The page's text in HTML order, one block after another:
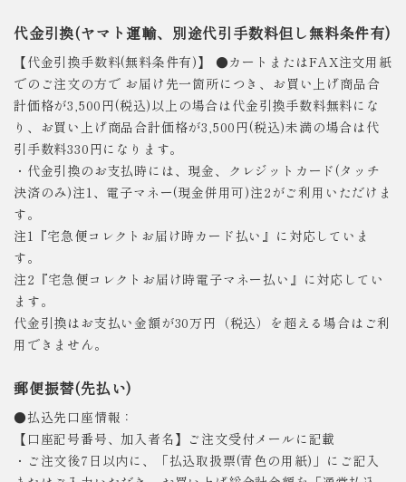
代金引換(ヤマト運輸、別途代引手数料但し無料条件有)
【代金引換手数料(無料条件有)】 ●カートまたはFAX注文用紙
でのご注文の方で お届け先一箇所につき、お買い上げ商品合
計価格が3,500円(税込)以上の場合は代金引換手数料無料にな
り、お買い上げ商品合計価格が3,500円(税込)未満の場合は代
引手数料330円になります。
・代金引換のお支払時には、現金、クレジットカード(タッチ
決済のみ)注1、電子マネー(現金併用可)注2がご利用いただけま
す。
注1『宅急便コレクトお届け時カード払い』に対応していま
す。
注2『宅急便コレクトお届け時電子マネー払い』に対応してい
ます。
代金引換はお支払い金額が30万円（税込）を超える場合はご利
用できません。
郵便振替(先払い)
●払込先口座情報：
【口座記号番号、加入者名】ご注文受付メールに記載
・ご注文後7日以内に、「払込取扱票(青色の用紙)」にご記入